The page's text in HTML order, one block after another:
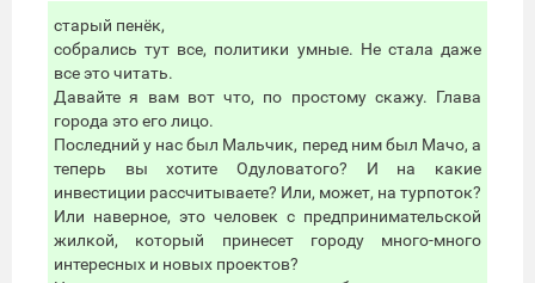
старый пенёк,
собрались тут все, политики умные. Не стала даже
все это читать.
Давайте я вам вот что, по простому скажу. Глава
города это его лицо.
Последний у нас был Мальчик, перед ним был Мачо, а
теперь вы хотите Одуловатого? И на какие
инвестиции рассчитываете? Или, может, на турпоток?
Или наверное, это человек с предпринимательской
жилкой, который принесет городу много-много
интересных и новых проектов?